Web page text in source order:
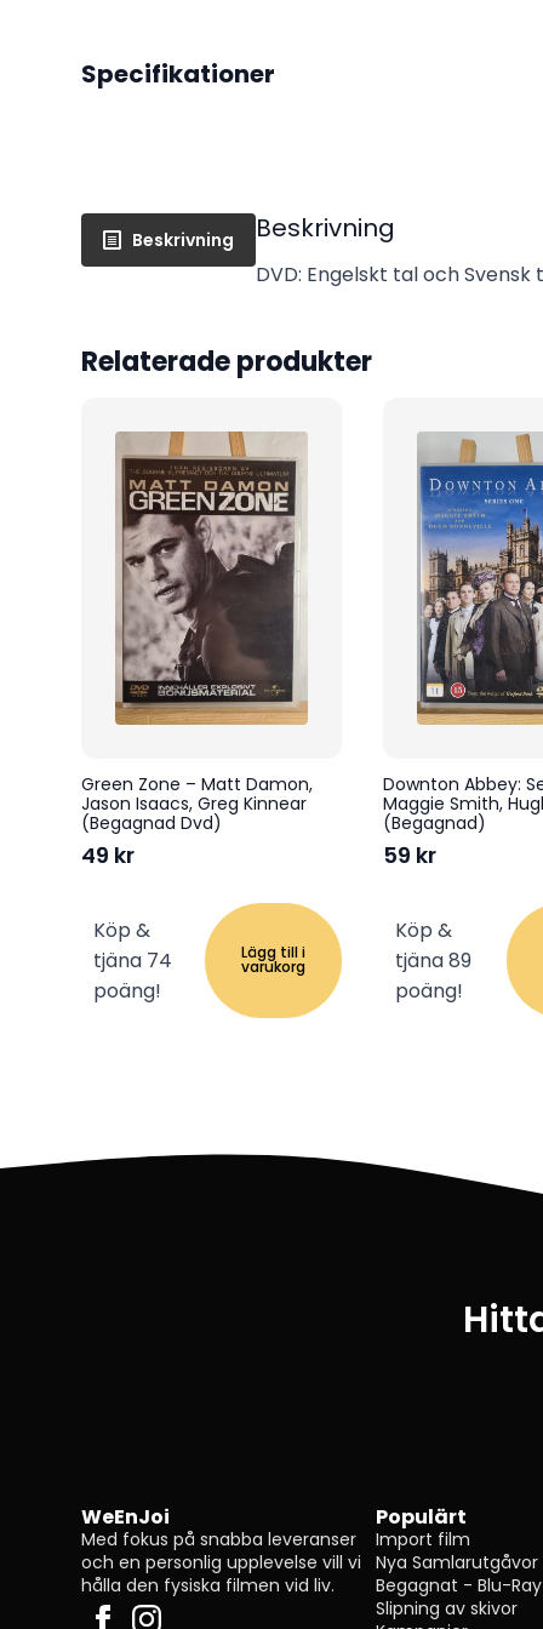
Specifikationer
Beskrivning Beskrivning
DVD: Engelskt tal och Svensk
Relaterade produkter
Green Zone – Matt Damon,
Jason Isaacs, Greg Kinnear
(Begagnad Dvd)
49 kr
Köp &
tjäna 74
poäng!
Lägg till i
varukorg
Downton Abbey:
Maggie Smith,
(Begagnad)
59 kr
Köp &
tjäna 89
poäng!
WeEnJoi
Med fokus på snabba leveranser
och en personlig upplevelse vill vi
hålla den fysiska filmen vid liv.
Populärt
Import film
Nya Samlarutgåvor
Begagnat - Blu-Ray
Slipning av skivor